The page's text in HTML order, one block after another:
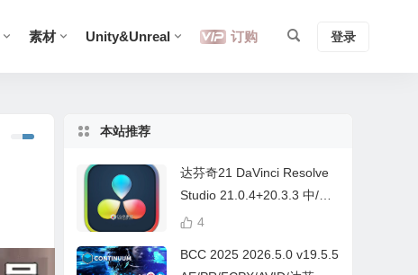
素材 Unity&Unreal 订购 登录
本站推荐
达芬奇21 DaVinci Resolve
Studio 21.0.4+20.3.3 中/英
文 Win/Mac
4
BCC 2025 2026.5.0 v19.5.5